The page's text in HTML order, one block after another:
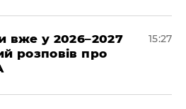
вже у 2026–2027
розповів про
15:27